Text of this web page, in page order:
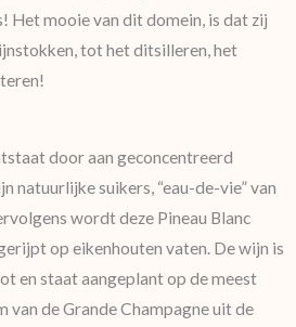
Het mooie van dit domein, is dat zij
tot het ditsilleren, het
door aan geconcentreerd
natuurlijke suikers, “eau-de-vie” van
wordt deze Pineau Blanc
op eikenhouten vaten. De wijn is
en staat aangeplant op de meest
de Grande Champagne uit de